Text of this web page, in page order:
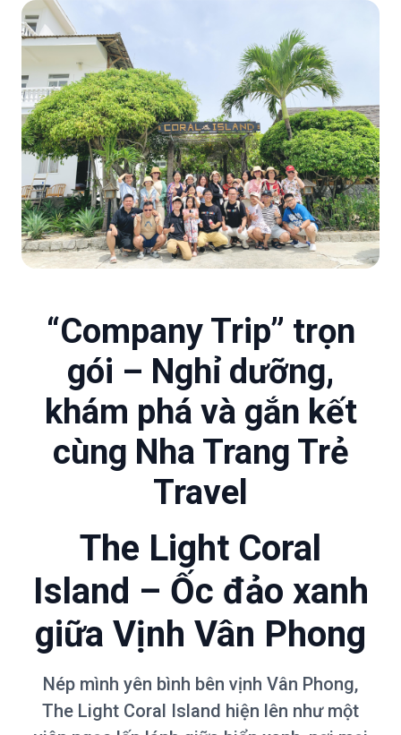
“Company Trip” trọn
gói – Nghỉ dưỡng,
khám phá và gắn kết
cùng Nha Trang Trẻ
Travel
The Light Coral
Island – Ốc đảo xanh
giữa Vịnh Vân Phong
Nép mình yên bình bên vịnh Vân Phong,
The Light Coral Island hiện lên như một